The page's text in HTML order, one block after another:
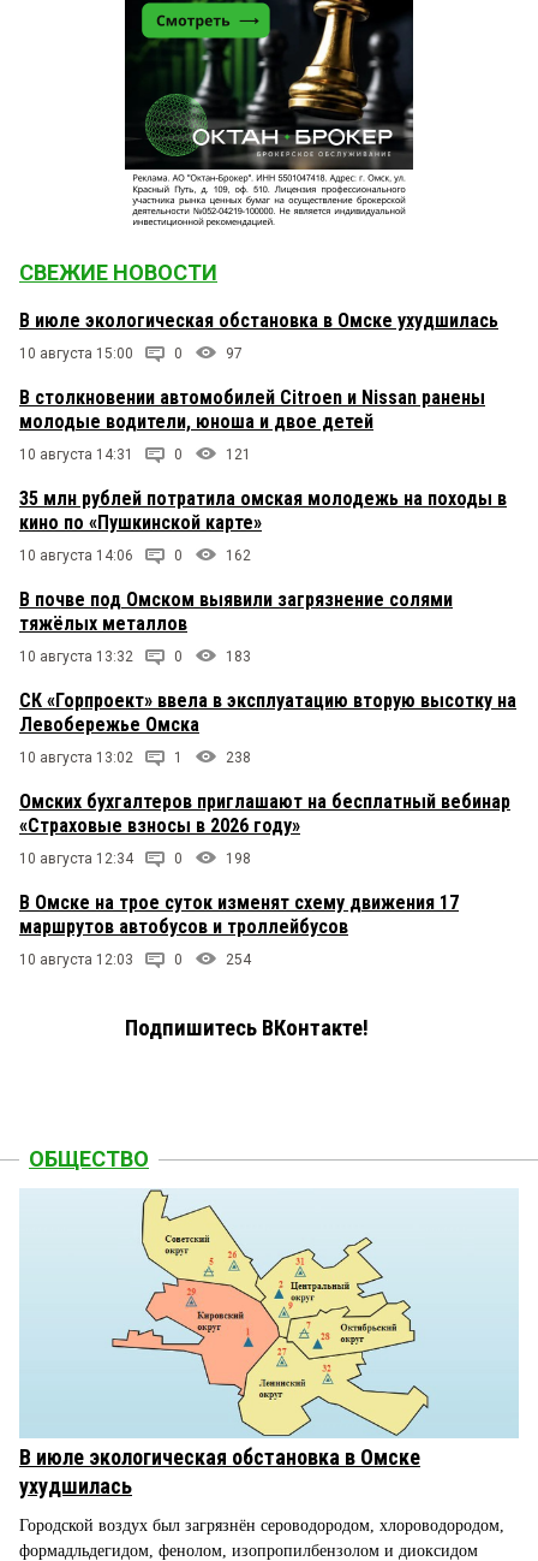
СВЕЖИЕ НОВОСТИ
В июле экологическая обстановка в Омске ухудшилась
10 августа 15:00 0 97
В столкновении автомобилей Citroen и Nissan ранены
молодые водители, юноша и двое детей
10 августа 14:31 0 121
35 млн рублей потратила омская молодежь на походы в
кино по «Пушкинской карте»
10 августа 14:06 0 162
В почве под Омском выявили загрязнение солями
тяжёлых металлов
10 августа 13:32 0 183
СК «Горпроект» ввела в эксплуатацию вторую высотку на
Левобережье Омска
10 августа 13:02 1 238
Омских бухгалтеров приглашают на бесплатный вебинар
«Страховые взносы в 2026 году»
10 августа 12:34 0 198
В Омске на трое суток изменят схему движения 17
маршрутов автобусов и троллейбусов
10 августа 12:03 0 254
Подпишитесь ВКонтакте!
ОБЩЕСТВО
В июле экологическая обстановка в Омске
ухудшилась
Городской воздух был загрязнён сероводородом, хлороводородом,
формадльдегидом, фенолом, изопропилбензолом и диоксидом